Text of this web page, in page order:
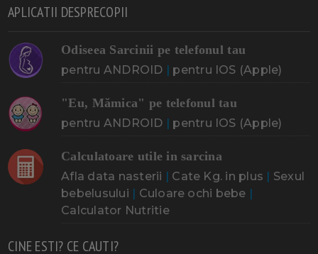
APLICATII DESPRECOPII
Odiseea Sarcinii pe telefonul tau
pentru ANDROID | pentru IOS (Apple)
"Eu, Mămica" pe telefonul tau
pentru ANDROID | pentru IOS (Apple)
Calculatoare utile in sarcina
Afla data nasterii | Cate Kg. in plus | Sexul
bebelusului | Culoare ochi bebe |
Calculator Nutritie
CINE ESTI? CE CAUTI?